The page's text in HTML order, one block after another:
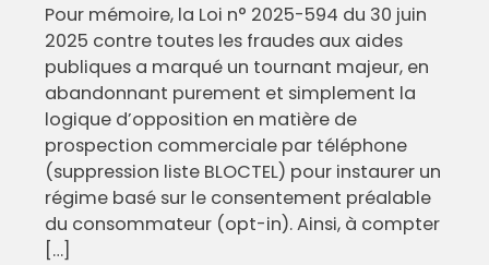
Pour mémoire, la Loi n° 2025-594 du 30 juin
2025 contre toutes les fraudes aux aides
publiques a marqué un tournant majeur, en
abandonnant purement et simplement la
logique d’opposition en matière de
prospection commerciale par téléphone
(suppression liste BLOCTEL) pour instaurer un
régime basé sur le consentement préalable
du consommateur (opt-in). Ainsi, à compter
[…]